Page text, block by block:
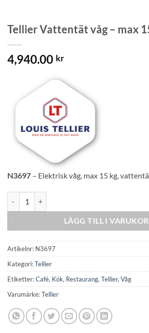
Tellier Vattentät våg – max
4,940.00 kr
N3697 – Elektrisk våg, max 15 kg,
LÄGG TILL I
Artikelnr: N3697
Kategori:Tellier
Etiketter:Café, Kök, Restaurang, Tellier, Våg
Varumärke:Tellier